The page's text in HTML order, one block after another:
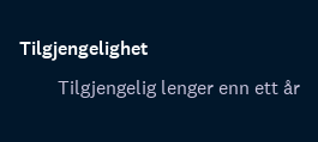
Tilgjengelighet
Tilgjengelig lenger enn ett år